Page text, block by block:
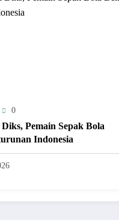
0
Pemain Sepak Bola
Indonesia